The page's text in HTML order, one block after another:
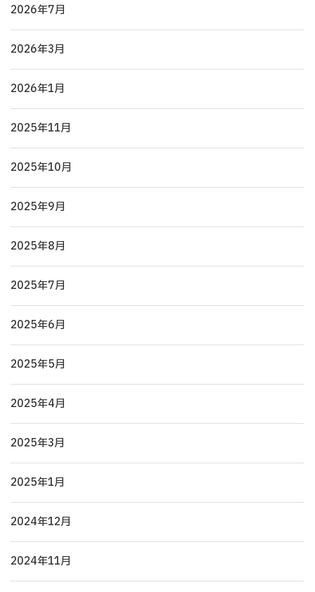
2026年7月
2026年3月
2026年1月
2025年11月
2025年10月
2025年9月
2025年8月
2025年7月
2025年6月
2025年5月
2025年4月
2025年3月
2025年1月
2024年12月
2024年11月